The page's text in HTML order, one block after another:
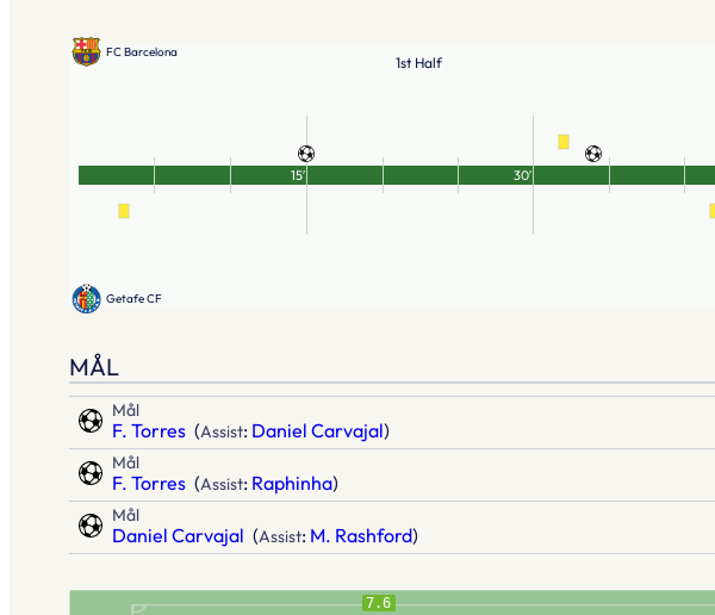
FC Barcelona
1st Half
Getafe CF
15′ 30′
MÅL
Mål
F. Torres (Assist: Daniel Carvajal)
Mål
F. Torres (Assist: Raphinha)
Mål
Daniel Carvajal (Assist: M. Rashford)
7.6